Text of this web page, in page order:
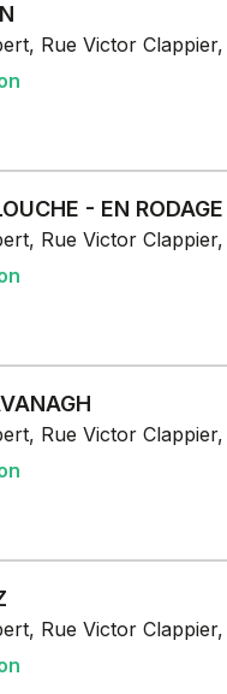
Rue Victor
- EN RODAGE
Rue Victor
Rue Victor
Rue Victor